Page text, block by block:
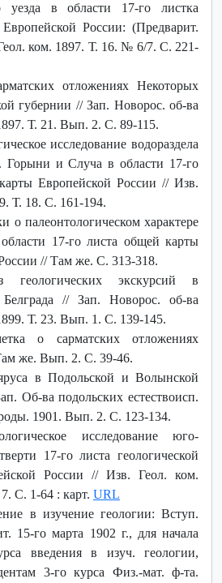
уезда в области 17-го листка
России: (Предварит.
ком. 1897. Т. 16. № 6/7. С. 221-
отложениях Некоторых
губернии // Зап. Новорос. об-ва
Т. 21. Вып. 2. С. 89-115.
исследование водораздела
Горыни и Случа в области 17-го
Европейской России // Изв.
Т. 18. С. 161-194.
о палеонтологическом характере
17-го листа общей карты
// Там же. С. 313-318.
экскурсий в
Белграда // Зап. Новорос. об-ва
Т. 23. Вып. 1. С. 139-145.
о сарматских отложениях
же. Вып. 2. С. 39-46.
в Подольской и Волынской
Об-ва подольских естествоисп.
1901. Вып. 2. С. 123-134.
исследование юго-
17-го листа геологической
России // Изв. Геол. ком.
С. 1-64 : карт. URL
в изучение геологии: Вступ.
15-го марта 1902 г., для начала
введения в изуч. геологии,
3-го курса Физ.-мат. ф-та.